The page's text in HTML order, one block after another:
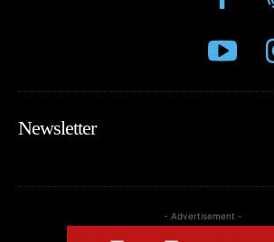
Newsletter
- Advertisement -